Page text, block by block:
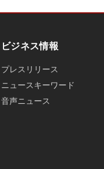
ビジネス情報
プレスリリース
ニュースキーワード
音声ニュース